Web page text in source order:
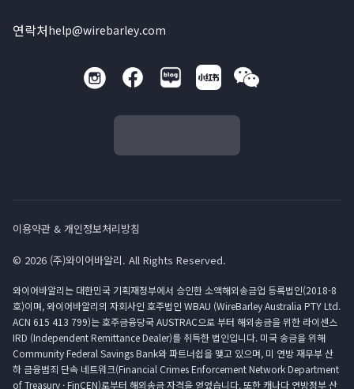
연락처help@wirebarley.com
이용약관 & 개인정보처리방침
© 2026 (주)와이어바알리. All Rights Reserved.
와이어바알리는 대한민국 기획재정부에서 승인한 소액해외송금업 등록법인(2018-8
호)이며, 와이어바알리의 자회사인 호주법인 WBAU (WireBarley Australia PTY Ltd.
ACN 615 413 799)는 호주금융당국 AUSTRAC으로 부터 해외송금을 위한 라이센스
IRD (Independent Remittance Dealer)를 취득한 법인입니다. 미국 송금을 위해
Community Federal Savings Bank와 파트너쉽을 맺고 있으며, 미 연방 재무부 산
하 금융범죄 단속 네트워크(Financial Crimes Enforcement Network Department
of Treasury · FinCEN)로부터 해외송금 자격을 얻었습니다. 또한 캐나다 연방정부 산